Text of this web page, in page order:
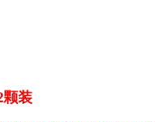
颗装